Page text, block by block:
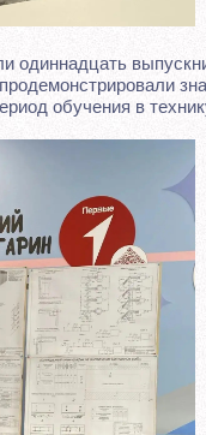
одиннадцать
обучения в